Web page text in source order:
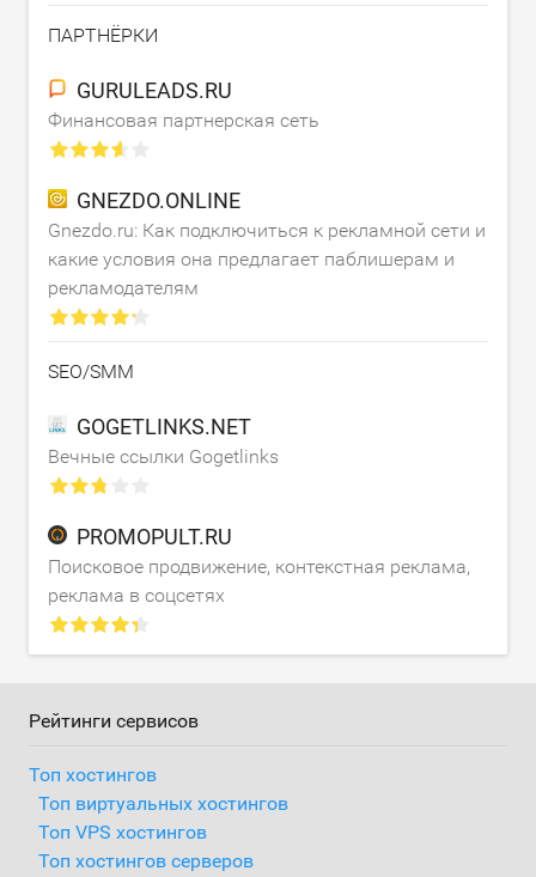
ПАРТНЁРКИ
GURULEADS.RU
Финансовая партнерская сеть
GNEZDO.ONLINE
Gnezdo.ru: Как подключиться к рекламной сети и
какие условия она предлагает паблишерам и
рекламодателям
SEO/SMM
GOGETLINKS.NET
Вечные ссылки Gogetlinks
PROMOPULT.RU
Поисковое продвижение, контекстная реклама,
реклама в соцсетях
Рейтинги сервисов
Топ хостингов
Топ виртуальных хостингов
Топ VPS хостингов
Топ хостингов серверов